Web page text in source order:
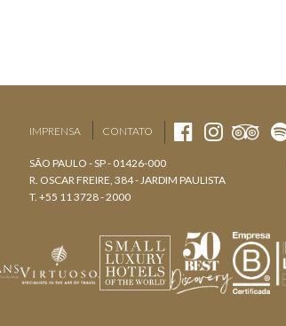
IMPRENSA CONTATO
SÃO PAULO - SP - 01426-000
R. OSCAR FREIRE, 384 - JARDIM PAULISTA
T. +55 11 3728 - 2000